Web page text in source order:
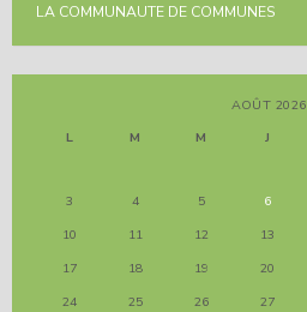
LA COMMUNAUTE DE COMMUNES
AOÛT 2026
L
M M J
3
4 5 6
10
11 12 13
17
18 19 20
24
25 26 27